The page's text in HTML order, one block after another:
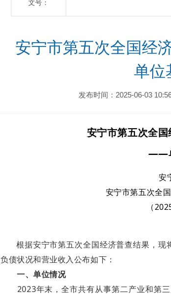
文号：
安宁市第五次全国经
单位
发布时间：2025-06-03
安宁市第五次全
——
安
安宁市第五次全
（
根据安宁市第五次全国经济普查结果，
负债状况和营业收入公布如下：
一、单位情况
2023年末，全市共有从事第二产业和第三